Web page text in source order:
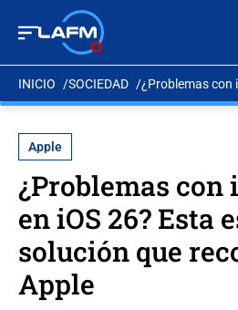
INICIO SOCIEDAD ¿Problemas con
Apple
¿Problemas con
en iOS 26? Esta
solución que
Apple